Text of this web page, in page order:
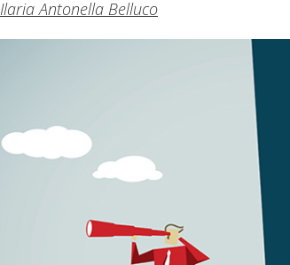
Ilaria Antonella Belluco